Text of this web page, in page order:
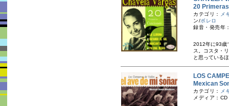
20
カテゴリ：
メ
ン/ボレロ
録音・発売年
2012年に93歳
ス。コスタ・
と思っている
LOS
Mexican
カテゴリ：
メ
メディア：CD